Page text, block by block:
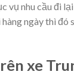
vụ nhu cầu đi
ngày thì
xe